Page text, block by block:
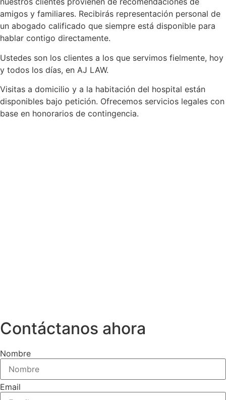
amigos y familiares. Recibirás representación personal de
un abogado calificado que siempre está disponible para
hablar contigo directamente.
Ustedes son los clientes a los que servimos fielmente, hoy
y todos los días, en AJ LAW.
Visitas a domicilio y a la habitación del hospital están
disponibles bajo petición. Ofrecemos servicios legales con
base en honorarios de contingencia.
Contáctanos ahora
Nombre
Email